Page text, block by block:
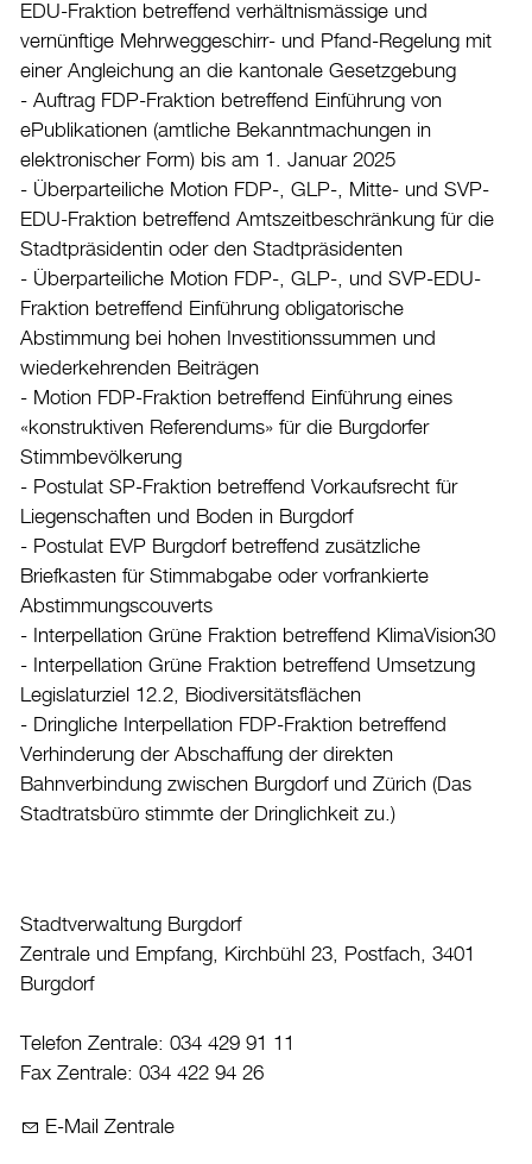
EDU-Fraktion betreffend verhältnismässige und
vernünftige Mehrweggeschirr- und Pfand-Regelung mit
einer Angleichung an die kantonale Gesetzgebung
- Auftrag FDP-Fraktion betreffend Einführung von
ePublikationen (amtliche Bekanntmachungen in
elektronischer Form) bis am 1. Januar 2025
- Überparteiliche Motion FDP-, GLP-, Mitte- und SVP-
EDU-Fraktion betreffend Amtszeitbeschränkung für die
Stadtpräsidentin oder den Stadtpräsidenten
- Überparteiliche Motion FDP-, GLP-, und SVP-EDU-
Fraktion betreffend Einführung obligatorische
Abstimmung bei hohen Investitionssummen und
wiederkehrenden Beiträgen
- Motion FDP-Fraktion betreffend Einführung eines
«konstruktiven Referendums» für die Burgdorfer
Stimmbevölkerung
- Postulat SP-Fraktion betreffend Vorkaufsrecht für
Liegenschaften und Boden in Burgdorf
- Postulat EVP Burgdorf betreffend zusätzliche
Briefkasten für Stimmabgabe oder vorfrankierte
Abstimmungscouverts
- Interpellation Grüne Fraktion betreffend KlimaVision30
- Interpellation Grüne Fraktion betreffend Umsetzung
Legislaturziel 12.2, Biodiversitätsflächen
- Dringliche Interpellation FDP-Fraktion betreffend
Verhinderung der Abschaffung der direkten
Bahnverbindung zwischen Burgdorf und Zürich (Das
Stadtratsbüro stimmte der Dringlichkeit zu.)
Stadtverwaltung Burgdorf
Zentrale und Empfang, Kirchbühl 23, Postfach, 3401
Burgdorf
Telefon Zentrale: 034 429 91 11
Fax Zentrale: 034 422 94 26
E-Mail Zentrale